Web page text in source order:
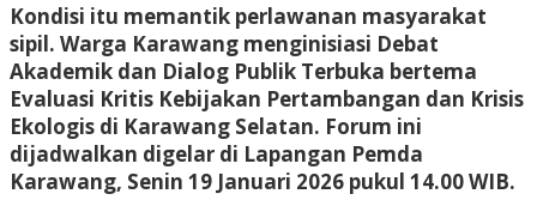
Kondisi itu memantik perlawanan masyarakat
sipil. Warga Karawang menginisiasi Debat
Akademik dan Dialog Publik Terbuka bertema
Evaluasi Kritis Kebijakan Pertambangan dan Krisis
Ekologis di Karawang Selatan. Forum ini
dijadwalkan digelar di Lapangan Pemda
Karawang, Senin 19 Januari 2026 pukul 14.00 WIB.